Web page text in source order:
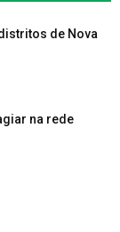
de Nova
na rede